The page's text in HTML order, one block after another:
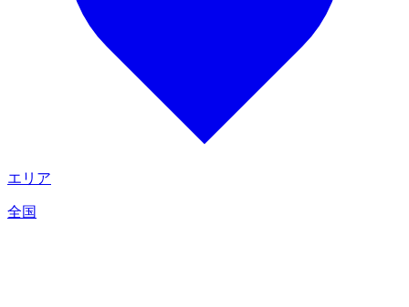
エリア
全国